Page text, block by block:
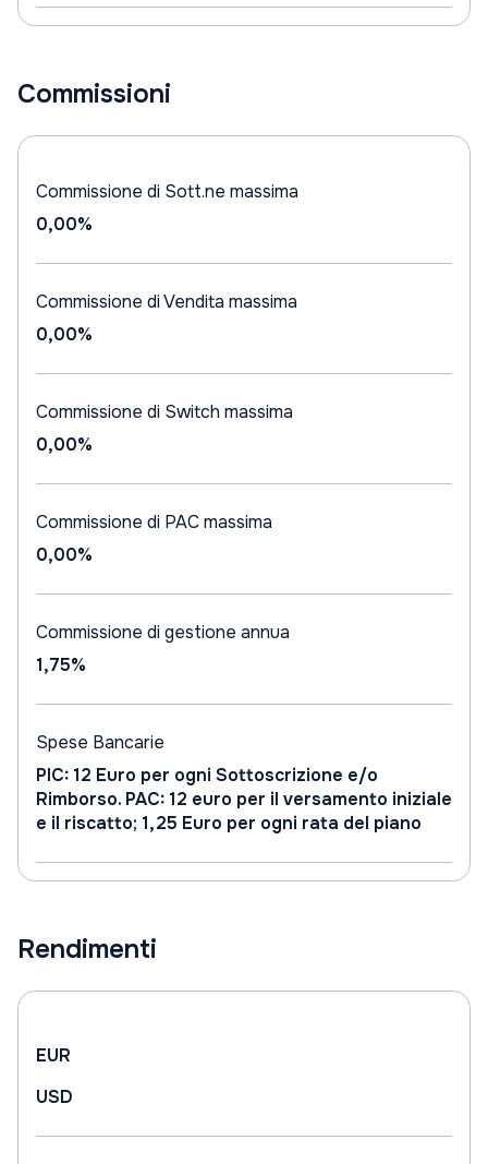
Commissioni
Commissione di Sott.ne massima
0,00%
Commissione di Vendita massima
0,00%
Commissione di Switch massima
0,00%
Commissione di PAC massima
0,00%
Commissione di gestione annua
1,75%
Spese Bancarie
PIC: 12 Euro per ogni Sottoscrizione e/o
Rimborso. PAC: 12 euro per il versamento iniziale
e il riscatto; 1,25 Euro per ogni rata del piano
Rendimenti
EUR
USD